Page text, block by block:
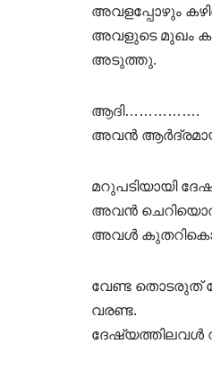
അവളപ്പോഴും
അവളുടെ മുഖം
അടുത്തു.
ആദി…………….
അവൻ ആർദ്രമായ്
മറുപടിയായി
അവൻ
അവൾ
വേണ്ട തൊടരുത്
വരണ്ട.
ദേഷ്യത്തിലവൾ